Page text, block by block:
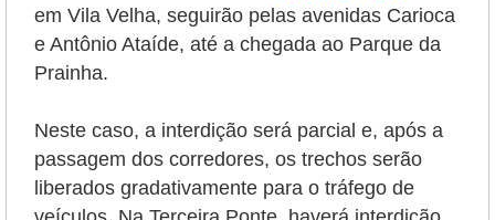
em Vila Velha, seguirão pelas avenidas Carioca
e Antônio Ataíde, até a chegada ao Parque da
Prainha.
Neste caso, a interdição será parcial e, após a
passagem dos corredores, os trechos serão
liberados gradativamente para o tráfego de